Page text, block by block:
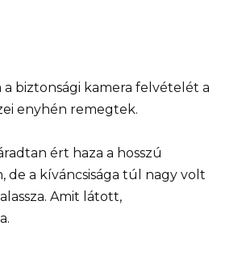
biztonsági kamera felvételét a
enyhén remegtek.
ért haza a hosszú
de a kíváncsisága túl nagy volt
Amit látott,